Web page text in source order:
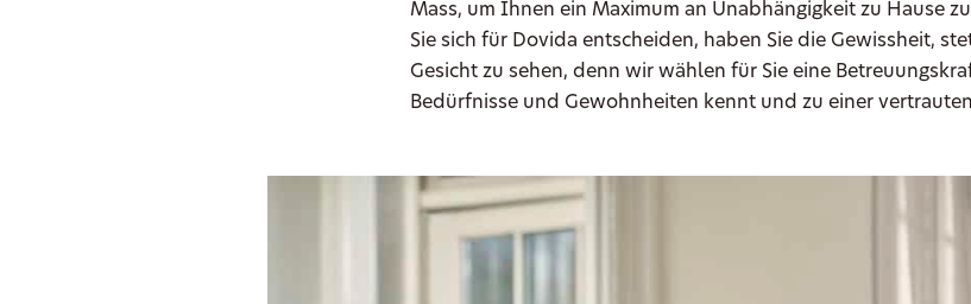
Mass, um Ihnen ein Maximum an Unabhängigkeit zu Hause
Sie sich für Dovida entscheiden, haben Sie die Gewissheit,
Gesicht zu sehen, denn wir wählen für Sie eine
Bedürfnisse und Gewohnheiten kennt und zu einer